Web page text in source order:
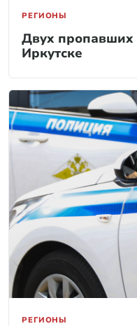
РЕГИОНЫ
Двух пропавших
Иркутске
РЕГИОНЫ